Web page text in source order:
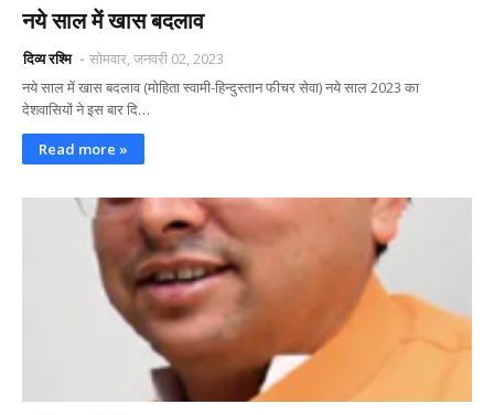
नये साल में खास बदलाव
दिव्य रश्मि
सोमवार, जनवरी 02, 2023
नये साल में खास बदलाव (मोहिता स्वामी-हिन्दुस्तान फीचर सेवा) नये साल 2023 का
देशवासियों ने इस बार दि…
Read more »